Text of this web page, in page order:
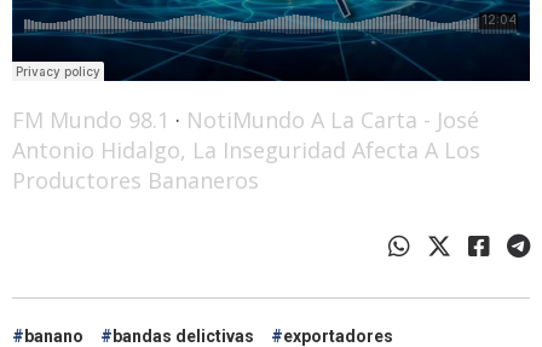
FM Mundo 98.1 · NotiMundo A La Carta - José
Antonio Hidalgo, La Inseguridad Afecta A Los
Productores Bananeros
banano bandas delictivas
exportadores